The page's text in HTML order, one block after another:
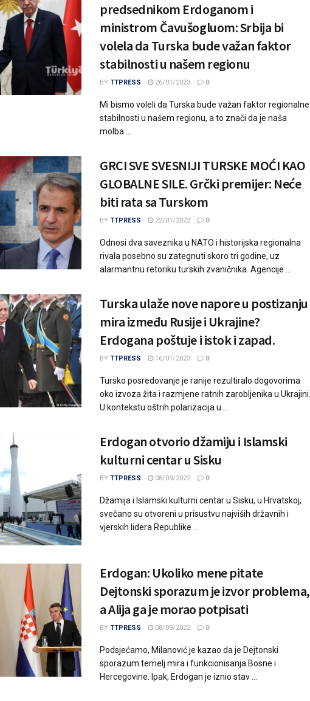
predsednikom Erdoganom i
ministrom Čavušogluom: Srbija bi
volela da Turska bude važan faktor
stabilnosti u našem regionu
BY TTPRESS 26/01/2023 0
Mi bismo voleli da Turska bude važan faktor regionalne
stabilnosti u našem regionu, a to znači da je naša
molba ...
GRCI SVE SVESNIJI TURSKE MOĆI KAO
GLOBALNE SILE. Grčki premijer: Neće
biti rata sa Turskom
BY TTPRESS 22/01/2023 0
Odnosi dva saveznika u NATO i historijska regionalna
rivala posebno su zategnuti skoro tri godine, uz
alarmantnu retoriku turskih zvaničnika. Agencije ...
Turska ulaže nove napore u postizanju
mira između Rusije i Ukrajine?
Erdogana poštuje i istok i zapad.
BY TTPRESS 16/01/2023 0
Tursko posredovanje je ranije rezultiralo dogovorima
oko izvoza žita i razmjene ratnih zarobljenika u Ukrajini.
U kontekstu oštrih polarizacija u ...
Erdogan otvorio džamiju i Islamski
kulturni centar u Sisku
BY TTPRESS 08/09/2022 0
Džamija i Islamski kulturni centar u Sisku, u Hrvatskoj,
svečano su otvoreni u prisustvu najviših državnih i
vjerskih lidera Republike ...
Erdogan: Ukoliko mene pitate
Dejtonski sporazum je izvor problema,
a Alija ga je morao potpisati
BY TTPRESS 08/09/2022 0
Podsjećamo, Milanović je kazao da je Dejtonski
sporazum temelj mira i funkcionisanja Bosne i
Hercegovine. Ipak, Erdogan je iznio stav ...